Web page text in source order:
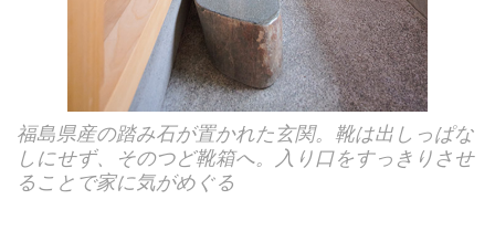
福島県産の踏み石が置かれた玄関。靴は出しっぱな
しにせず、そのつど靴箱へ。入り口をすっきりさせ
ることで家に気がめぐる